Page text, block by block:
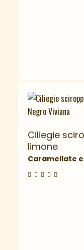
Ciliegie
limone
Caramellate